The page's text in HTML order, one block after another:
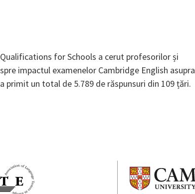
for Schools a cerut profesorilor și
impactul examenelor Cambridge English asupra
primit un total de 5.789 de răspunsuri din 109 țări.